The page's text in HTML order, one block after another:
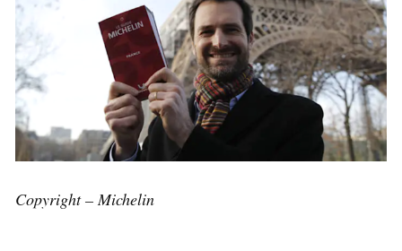
Copyright – Michelin